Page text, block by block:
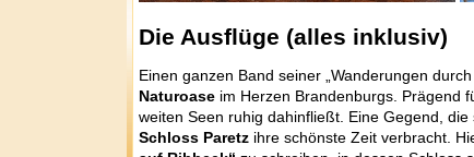
Die Ausflüge (alles inklusiv)
Einen ganzen Band seiner „Wanderungen
Naturoase im Herzen Brandenburgs. Prägend
weiten Seen ruhig dahinfließt. Eine Gegend,
Schloss Paretz ihre schönste Zeit verbracht.